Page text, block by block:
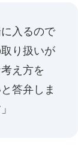
入るので
り扱いが
え方を
答弁しま